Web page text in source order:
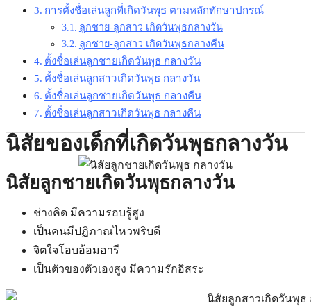
การตั้งชื่อเล่นลูกที่เกิดวันพุธ ตามหลักทักษาปกรณ์
ลูกชาย-ลูกสาว เกิดวันพุธกลางวัน
ลูกชาย-ลูกสาว เกิดวันพุธกลางคืน
ตั้งชื่อเล่นลูกชายเกิดวันพุธ กลางวัน
ตั้งชื่อเล่นลูกสาวเกิดวันพุธ กลางวัน
ตั้งชื่อเล่นลูกชายเกิดวันพุธ กลางคืน
ตั้งชื่อเล่นลูกสาวเกิดวันพุธ กลางคืน
นิสัยของเด็กที่เกิดวันพุธกลางวัน
นิสัยลูกชายเกิดวันพุธกลางวัน
ช่างคิด มีความรอบรู้สูง
เป็นคนมีปฏิภาณไหวพริบดี
จิตใจโอบอ้อมอารี
เป็นตัวของตัวเองสูง มีความรักอิสระ